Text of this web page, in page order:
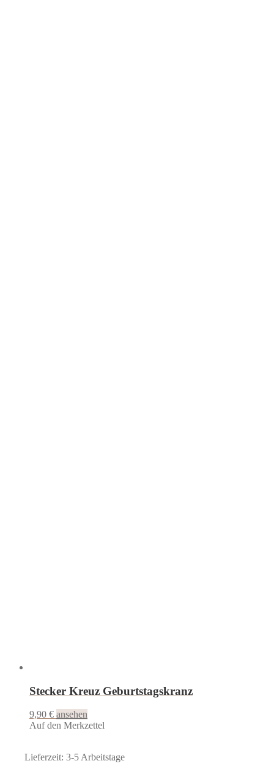
Stecker Kreuz Geburtstagskranz
9,90 € ansehen
Auf den Merkzettel
Lieferzeit: 3-5 Arbeitstage